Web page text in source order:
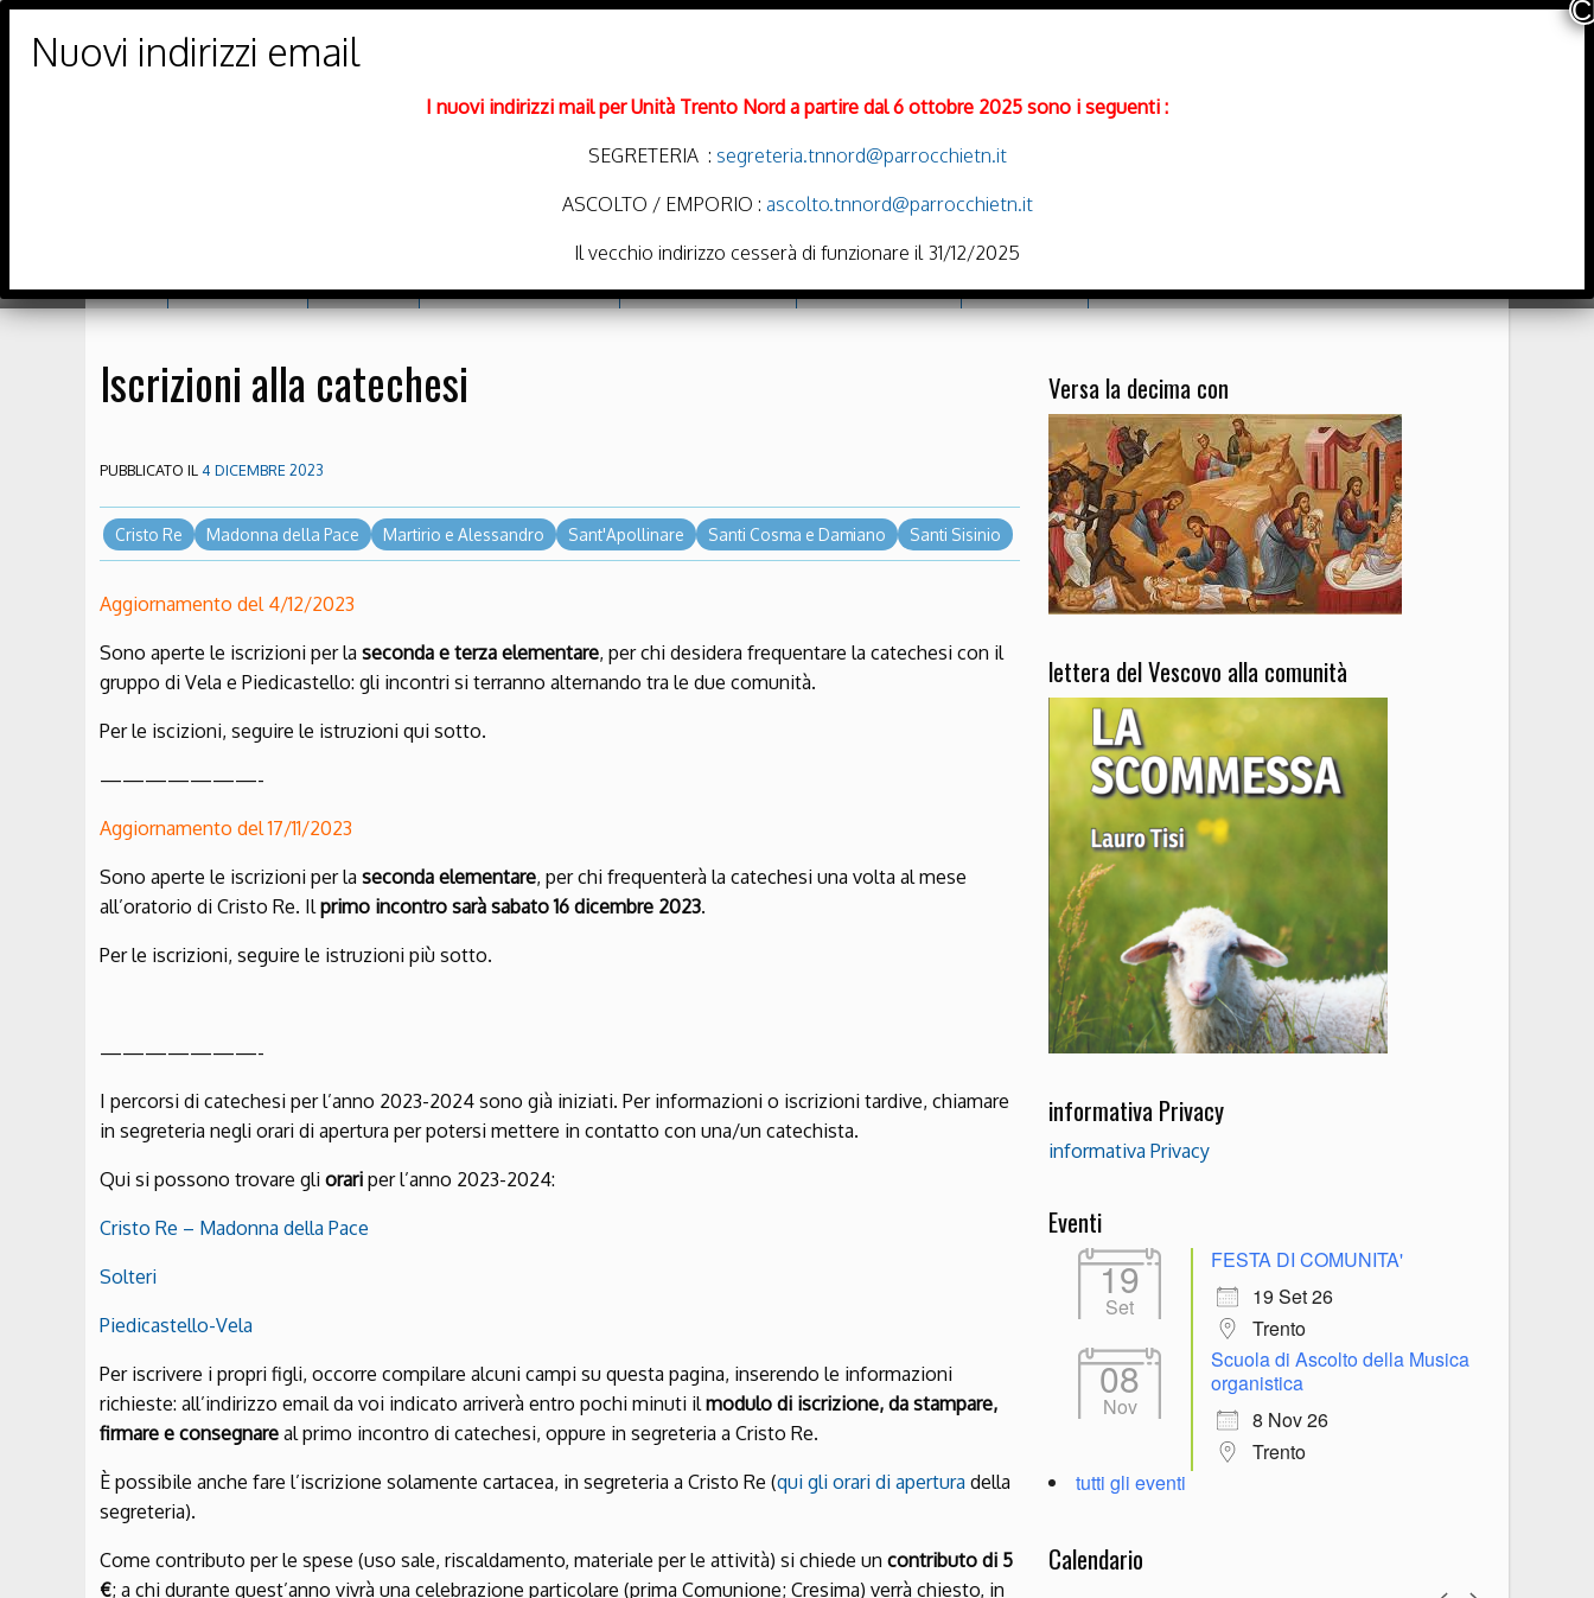
Trento Nord
Iscrizioni alla catechesi
PUBBLICATO IL4 DICEMBRE 2023
Cristo Re Madonna della Pace Martirio e Alessandro Sant'Apollinare Santi Cosma e Damiano Santi Sisinio
Aggiornamento del 4/12/2023
Sono aperte le iscrizioni per la seconda e terza elementare, per chi desidera frequentare la catechesi con il
gruppo di Vela e Piedicastello: gli incontri si terranno alternando tra le due comunità.
Per le iscizioni, seguire le istruzioni qui sotto.
———————-
Aggiornamento del 17/11/2023
Sono aperte le iscrizioni per la seconda elementare, per chi frequenterà la catechesi una volta al mese
all’oratorio di Cristo Re. Il primo incontro sarà sabato 16 dicembre 2023.
Per le iscrizioni, seguire le istruzioni più sotto.
———————-
I percorsi di catechesi per l’anno 2023-2024 sono già iniziati. Per informazioni o iscrizioni tardive, chiamare
in segreteria negli orari di apertura per potersi mettere in contatto con una/un catechista.
Qui si possono trovare gli orari per l’anno 2023-2024:
Cristo Re – Madonna della Pace
Solteri
Piedicastello-Vela
Per iscrivere i propri figli, occorre compilare alcuni campi su questa pagina, inserendo le informazioni
richieste: all’indirizzo email da voi indicato arriverà entro pochi minuti il modulo di iscrizione, da stampare,
firmare e consegnare al primo incontro di catechesi, oppure in segreteria a Cristo Re.
È possibile anche fare l’iscrizione solamente cartacea, in segreteria a Cristo Re (qui gli orari di apertura della
segreteria).
Come contributo per le spese (uso sale, riscaldamento, materiale per le attività) si chiede un contributo di 5
€; a chi durante quest’anno vivrà una celebrazione particolare (prima Comunione; Cresima) verrà chiesto, in
Versa la decima con
lettera del Vescovo alla comunità
informativa Privacy
informativa Privacy
Eventi
19
Set
FESTA DI COMUNITA'
19 Set 26
Trento
08
Nov
Scuola di Ascolto della Musica
organistica
8 Nov 26
Trento
tutti gli eventi
Calendario
I nuovi indirizzi mail per Unità Trento Nord a partire dal 6 ottobre 2025 sono i seguenti :
SEGRETERIA : segreteria.tnnord@parrocchietn.it
ASCOLTO / EMPORIO : ascolto.tnnord@parrocchietn.it
Il vecchio indirizzo cesserà di funzionare il 31/12/2025